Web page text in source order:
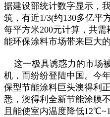
据建设部统计数字显示，
筑，有近1/3(约130多亿平
每平方米200元计算，共
能环保涂料市场带来巨大的
这一极具诱惑力的市场
机，而纷纷登陆中国。今
保型节能涂料巨头澳得利
悉，澳得利全新节能涂膜
且能使室内温度降低